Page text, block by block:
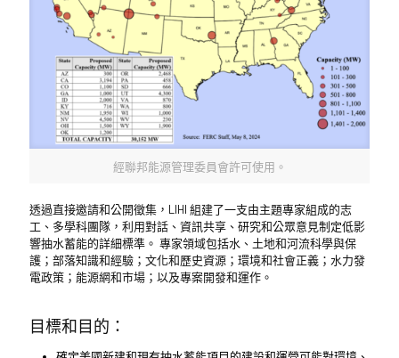
經聯邦能源管理委員會許可使用。
透過直接邀請和公開徵集，LIHI 組建了一支由主題專家組成的志
工、多學科團隊，利用對話、資訊共享、研究和公眾意見制定低影
響抽水蓄能的詳細標準。 專家領域包括水、土地和河流科學與保
護；部落知識和經驗；文化和歷史資源；環境和社會正義；水力發
電政策；能源網和市場；以及專案開發和運作。
目標和目的：